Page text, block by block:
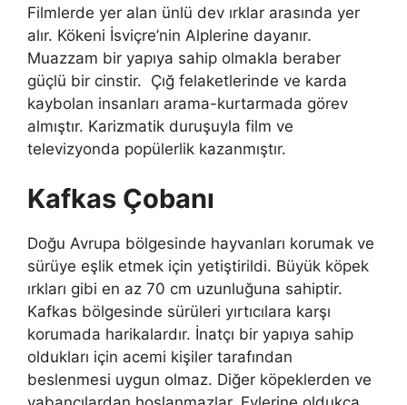
Filmlerde yer alan ünlü dev ırklar arasında yer
alır. Kökeni İsviçre’nin Alplerine dayanır.
Muazzam bir yapıya sahip olmakla beraber
güçlü bir cinstir. Çığ felaketlerinde ve karda
kaybolan insanları arama-kurtarmada görev
almıştır. Karizmatik duruşuyla film ve
televizyonda popülerlik kazanmıştır.
Kafkas Çobanı
Doğu Avrupa bölgesinde hayvanları korumak ve
sürüye eşlik etmek için yetiştirildi. Büyük köpek
ırkları gibi en az 70 cm uzunluğuna sahiptir.
Kafkas bölgesinde sürüleri yırtıcılara karşı
korumada harikalardır. İnatçı bir yapıya sahip
oldukları için acemi kişiler tarafından
beslenmesi uygun olmaz. Diğer köpeklerden ve